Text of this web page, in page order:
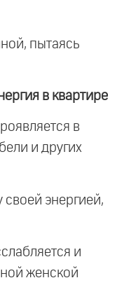
пытаясь
в квартире
в
и других
энергией,
и
женской